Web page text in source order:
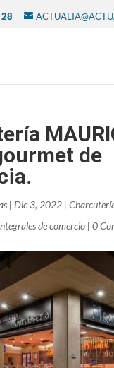
de
| Dic 3, 2022|
de comercio| 0